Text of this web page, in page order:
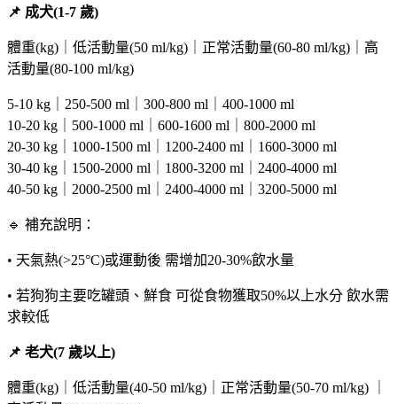
📌 成犬(1-7 歲)
體重(kg)｜低活動量(50 ml/kg)｜正常活動量(60-80 ml/kg)｜高
活動量(80-100 ml/kg)
5-10 kg｜250-500 ml｜300-800 ml｜400-1000 ml
10-20 kg｜500-1000 ml｜600-1600 ml｜800-2000 ml
20-30 kg｜1000-1500 ml｜1200-2400 ml｜1600-3000 ml
30-40 kg｜1500-2000 ml｜1800-3200 ml｜2400-4000 ml
40-50 kg｜2000-2500 ml｜2400-4000 ml｜3200-5000 ml
🔹 補充說明：
• 天氣熱(>25°C)或運動後 需增加20-30%飲水量
• 若狗狗主要吃罐頭、鮮食 可從食物獲取50%以上水分 飲水需
求較低
📌 老犬(7 歲以上)
體重(kg)｜低活動量(40-50 ml/kg)｜正常活動量(50-70 ml/kg) ｜